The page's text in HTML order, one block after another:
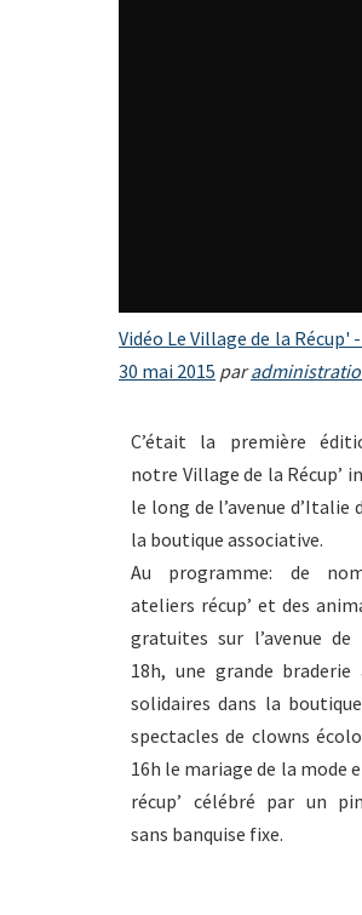
Vidéo Le Village de la Récup'
30 mai 2015 par
C’était la première
notre Village de la Récup’
le long de l’avenue d’Italie
la boutique associative.
Au programme: de
ateliers récup’ et des
gratuites sur l’avenue de
18h, une grande
solidaires dans la
spectacles de clowns
16h le mariage de la mode
récup’ célébré par un
sans banquise fixe.